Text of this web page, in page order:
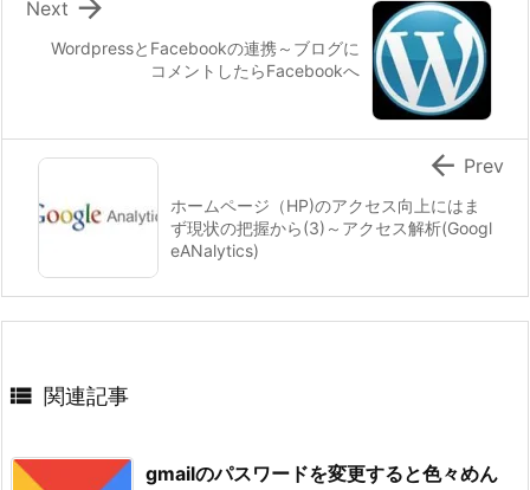
WordpressとFacebookの連携～ブログに
コメントしたらFacebookへ

Next
ホームページ（HP)のアクセス向上にはま
ず現状の把握から(3)～アクセス解析(Googl
eANalytics)
 Prev
 関連記事
gmailのパスワードを変更すると色々めん